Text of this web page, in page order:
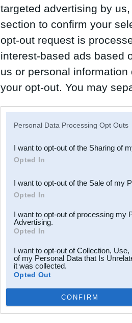
targeted advertising by
section to confirm your
opt-out request is
interest-based ads based
us or personal
your opt-out. You may
Downstream Participants
third parties.
Personal Data Processing Opt Outs
I want to opt-out of the Sharing of
Opted In
I want to opt-out of the Sale of my
Opted In
I want to opt-out of processing my
Advertising.
Opted In
I want to opt-out of Collection,
of my Personal Data that Is
it was collected.
Opted Out
CONFIRM